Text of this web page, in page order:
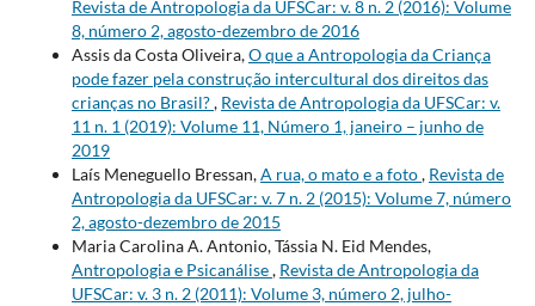
Revista de Antropologia da UFSCar: v. 8 n. 2 (2016): Volume
8, número 2, agosto-dezembro de 2016
Assis da Costa Oliveira,O que a Antropologia da Criança
pode fazer pela construção intercultural dos direitos das
crianças no Brasil?, Revista de Antropologia da UFSCar: v.
11 n. 1 (2019): Volume 11, Número 1, janeiro – junho de
2019
Laís Meneguello Bressan,A rua, o mato e a foto, Revista de
Antropologia da UFSCar: v. 7 n. 2 (2015): Volume 7, número
2, agosto-dezembro de 2015
Maria Carolina A. Antonio, Tássia N. Eid Mendes,
Antropologia e Psicanálise, Revista de Antropologia da
UFSCar: v. 3 n. 2 (2011): Volume 3, número 2, julho-